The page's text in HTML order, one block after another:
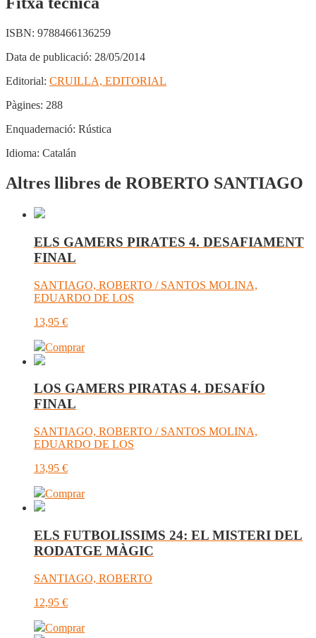
ISBN: 9788466136259
Data de publicació: 28/05/2014
Editorial: CRUILLA, EDITORIAL
Pàgines: 288
Enquadernació: Rústica
Idioma: Catalán
Altres llibres de ROBERTO SANTIAGO
ELS GAMERS PIRATES 4. DESAFIAMENT
FINAL
SANTIAGO, ROBERTO / SANTOS MOLINA,
EDUARDO DE LOS
13,95 €
Comprar
LOS GAMERS PIRATAS 4. DESAFÍO
FINAL
SANTIAGO, ROBERTO / SANTOS MOLINA,
EDUARDO DE LOS
13,95 €
Comprar
ELS FUTBOLISSIMS 24: EL MISTERI DEL
RODATGE MÀGIC
SANTIAGO, ROBERTO
12,95 €
Comprar